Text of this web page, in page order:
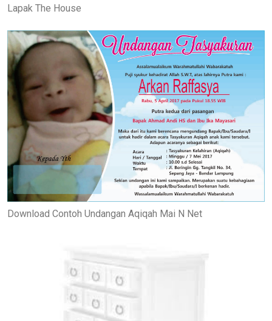
Lapak The House
Download Contoh Undangan Aqiqah Mai N Net